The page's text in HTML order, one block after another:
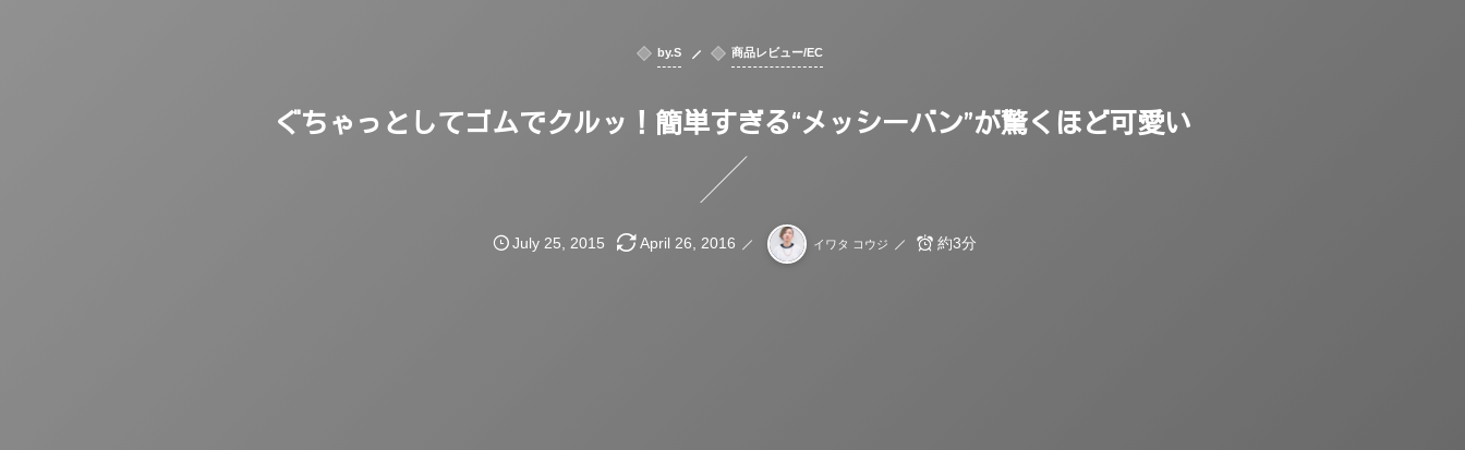
by.S 商品レビュー/EC
ぐちゃっとしてゴムでクルッ！簡単すぎる“メッシーバン”が驚くほど可愛い
July 25,2015 April 26, 2016 イワタ コウジ 約3分